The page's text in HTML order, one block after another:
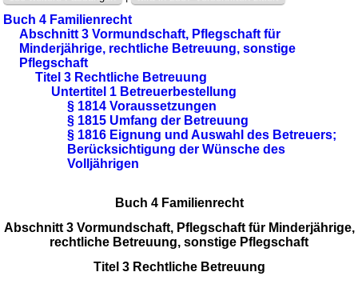
Buch 4 Familienrecht
Abschnitt 3 Vormundschaft, Pflegschaft für
Minderjährige, rechtliche Betreuung, sonstige
Pflegschaft
Titel 3 Rechtliche Betreuung
Untertitel 1 Betreuerbestellung
§ 1814 Voraussetzungen
§ 1815 Umfang der Betreuung
§ 1816 Eignung und Auswahl des Betreuers;
Berücksichtigung der Wünsche des
Volljährigen
Buch 4 Familienrecht
Abschnitt 3 Vormundschaft, Pflegschaft für Minderjährige,
rechtliche Betreuung, sonstige Pflegschaft
Titel 3 Rechtliche Betreuung